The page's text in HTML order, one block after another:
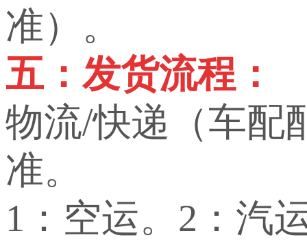
准）。
五：发货流程：
物流/快递（车配
准。
1：空运。2：汽